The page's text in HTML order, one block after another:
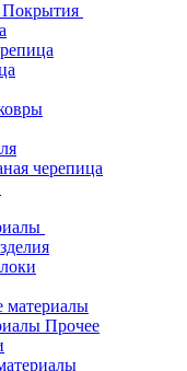
Покрытия
черепица
материалы
Прочее